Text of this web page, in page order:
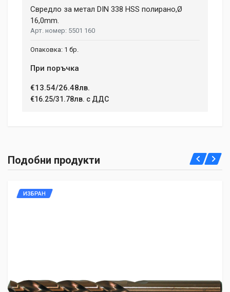
Свредло за метал DIN 338 HSS полирано,Ø
16,0mm.
5501 160
1 бр.
При поръчка
€13.54/26.48лв.
€16.25/31.78лв. с ДДС
Подобни продукти
ИЗБРАН